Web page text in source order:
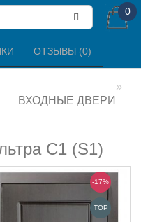
0
ВХОДНЫЕ ДВЕРИ
С1 (S1)
ОТЗЫВЫ (0)
-17%
TOP